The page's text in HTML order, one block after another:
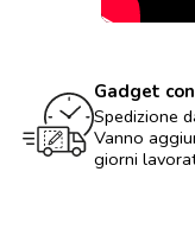
Gadget
Spedizione
Vanno
giorni